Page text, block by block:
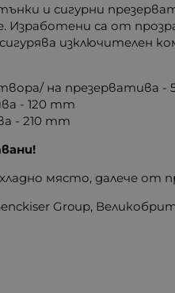
и сигурни
Изработени са от
изключителен
на презерватива -
- 120 mm
- 210 mm
място, далече от
Group,